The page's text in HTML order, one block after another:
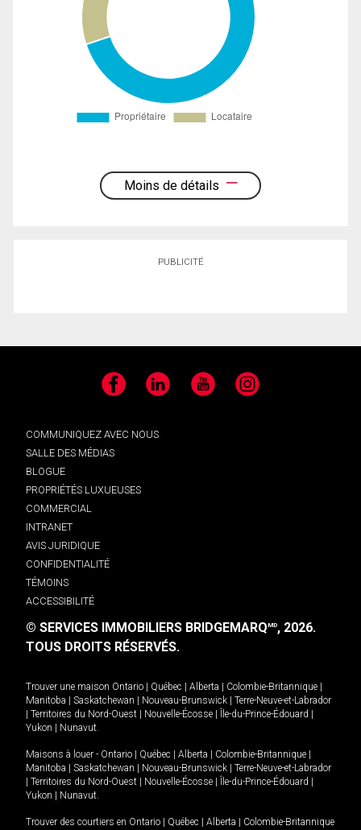
Moins de détails
PUBLICITÉ
Facebook LinkedIn YouTube Instagram
COMMUNIQUEZ AVEC NOUS
SALLE DES MÉDIAS
BLOGUE
PROPRIÉTÉS LUXUEUSES
COMMERCIAL
INTRANET
AVIS JURIDIQUE
CONFIDENTIALITÉ
TÉMOINS
ACCESSIBILITÉ
© SERVICES IMMOBILIERS BRIDGEMARQMD, 2026.
TOUS DROITS RÉSERVÉS.
Trouver une maison Ontario | Québec | Alberta | Colombie-Britannique |
Manitoba | Saskatchewan | Nouveau-Brunswick | Terre-Neuve-et-Labrador
| Territoires du Nord-Ouest | Nouvelle-Écosse | Île-du-Prince-Édouard |
Yukon | Nunavut
Maisons à louer - Ontario | Québec | Alberta | Colombie-Britannique |
Manitoba | Saskatchewan | Nouveau-Brunswick | Terre-Neuve-et-Labrador
| Territoires du Nord-Ouest | Nouvelle-Écosse | Île-du-Prince-Édouard |
Yukon | Nunavut
Trouver des courtiers en Ontario | Québec | Alberta | Colombie-Britannique